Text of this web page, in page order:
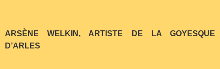
ARSÈNE WELKIN, ARTISTE DE LA GOYESQUE
D’ARLES